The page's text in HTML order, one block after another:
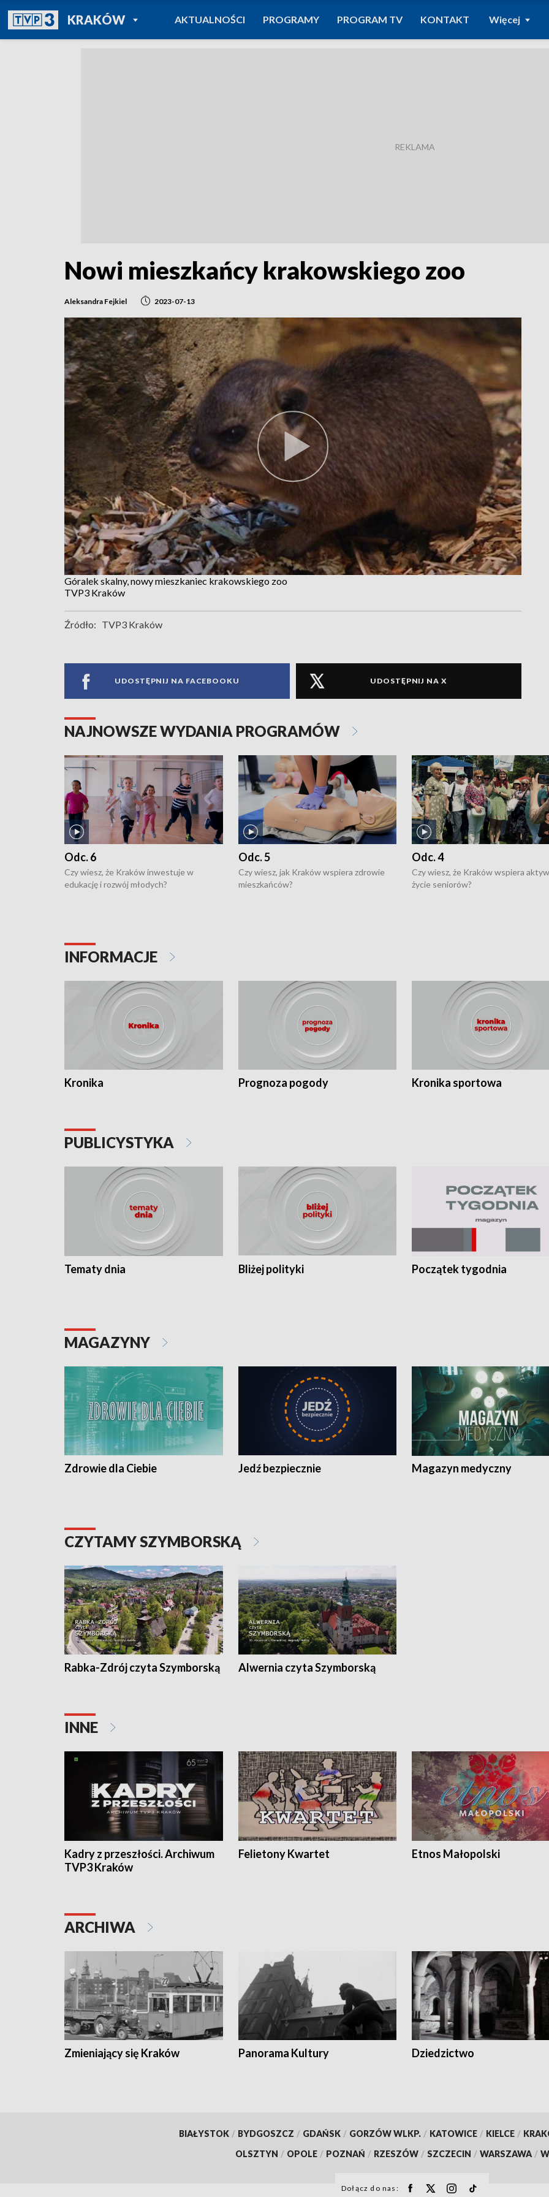
KRAKÓWPOWRÓT DO
TVP REGIONY
AKTUALNOŚCI PROGRAMY PROGRAM TV KONTAKT Więcej
Nowi mieszkańcy krakowskiego zoo
Aleksandra Fejkiel 2023-07-13
Góralek skalny, nowy mieszkaniec krakowskiego zoo
TVP3 Kraków
Źródło: TVP3 Kraków
UDOSTĘPNIJ NA FACEBOOKU UDOSTĘPNIJ NA X
NAJNOWSZE WYDANIA PROGRAMÓW
Odc. 6
Czy wiesz, że Kraków inwestuje w
edukację i rozwój młodych?
Odc. 5
Czy wiesz, jak Kraków wspiera zdrowie
mieszkańców?
Odc. 4
Czy wiesz, że Kraków wspiera
życie seniorów?
INFORMACJE
Kronika Prognoza pogody Kronika sportowa
PUBLICYSTYKA
Tematy dnia Bliżej polityki Początek tygodnia
MAGAZYNY
Zdrowie dla Ciebie Jedź bezpiecznie Magazyn medyczny
CZYTAMY SZYMBORSKĄ
Rabka-Zdrój czyta Szymborską Alwernia czyta Szymborską
INNE
Kadry z przeszłości. Archiwum
TVP3 Kraków
Felietony Kwartet Etnos Małopolski
ARCHIWA
Zmieniający się Kraków Panorama Kultury Dziedzictwo
BIAŁYSTOK / BYDGOSZCZ / GDAŃSK / GORZÓW WLKP. / KATOWICE / KIELCE /
OLSZTYN / OPOLE / POZNAŃ / RZESZÓW / SZCZECIN / WARSZAWA /
Dołącz do nas: